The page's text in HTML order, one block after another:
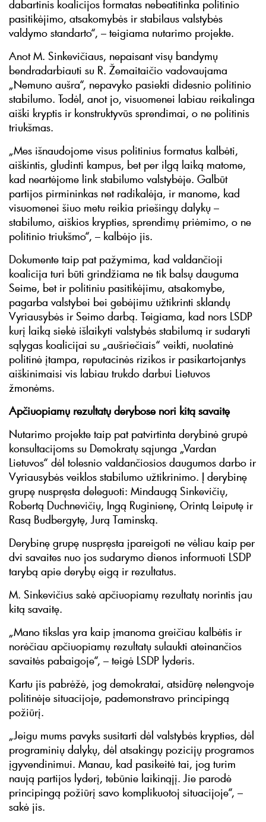
dabartinis koalicijos formatas nebeatitinka politinio
pasitikėjimo, atsakomybės ir stabilaus valstybės
valdymo standarto“, – teigiama nutarimo projekte.
Anot M. Sinkevičiaus, nepaisant visų bandymų
bendradarbiauti su R. Žemaitaičio vadovaujama
„Nemuno aušra“, nepavyko pasiekti didesnio politinio
stabilumo. Todėl, anot jo, visuomenei labiau reikalinga
aiški kryptis ir konstruktyvūs sprendimai, o ne politinis
triukšmas.
„Mes išnaudojome visus politinius formatus kalbėti,
aiškintis, gludinti kampus, bet per ilgą laiką matome,
kad neartėjome link stabilumo valstybėje. Galbūt
partijos pirmininkas net radikalėja, ir manome, kad
visuomenei šiuo metu reikia priešingų dalykų –
stabilumo, aiškios krypties, sprendimų priėmimo, o ne
politinio triukšmo“, – kalbėjo jis.
Dokumente taip pat pažymima, kad valdančioji
koalicija turi būti grindžiama ne tik balsų dauguma
Seime, bet ir politiniu pasitikėjimu, atsakomybe,
pagarba valstybei bei gebėjimu užtikrinti sklandų
Vyriausybės ir Seimo darbą. Teigiama, kad nors LSDP
kurį laiką siekė išlaikyti valstybės stabilumą ir sudaryti
sąlygas koalicijai su „aušriečiais“ veikti, nuolatinė
politinė įtampa, reputacinės rizikos ir pasikartojantys
aiškinimaisi vis labiau trukdo darbui Lietuvos
žmonėms.
Apčiuopiamų rezultatų derybose nori kitą savaitę
Nutarimo projekte taip pat patvirtinta derybinė grupė
konsultacijoms su Demokratų sąjunga „Vardan
Lietuvos“ dėl tolesnio valdančiosios daugumos darbo ir
Vyriausybės veiklos stabilumo užtikrinimo. Į derybinę
grupę nuspręsta deleguoti: Mindaugą Sinkevičių,
Robertą Duchnevičių, Ingą Ruginienę, Orintą Leiputę ir
Rasą Budbergytę, Jurą Taminską.
Derybinę grupę nuspręsta įpareigoti ne vėliau kaip per
dvi savaites nuo jos sudarymo dienos informuoti LSDP
tarybą apie derybų eigą ir rezultatus.
M. Sinkevičius sakė apčiuopiamų rezultatų norintis jau
kitą savaitę.
„Mano tikslas yra kaip įmanoma greičiau kalbėtis ir
norėčiau apčiuopiamų rezultatų sulaukti ateinančios
savaitės pabaigoje“, – teigė LSDP lyderis.
Kartu jis pabrėžė, jog demokratai, atsidūrę nelengvoje
politinėje situacijoje, pademonstravo principingą
požiūrį.
„Jeigu mums pavyks susitarti dėl valstybės krypties, dėl
programinių dalykų, dėl atsakingų pozicijų programos
įgyvendinimui. Manau, kad pasikeitė tai, jog turim
naują partijos lyderį, tebūnie laikinąjį. Jie parodė
principingą požiūrį savo komplikuotoj situacijoje“, –
sakė jis.